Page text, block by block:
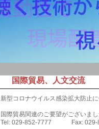
国際貿易、人文交流
新型コロナウイルス感染拡大防止
国際貿易関連のご要望がございま
Tel: 029-852-7777 Fax: